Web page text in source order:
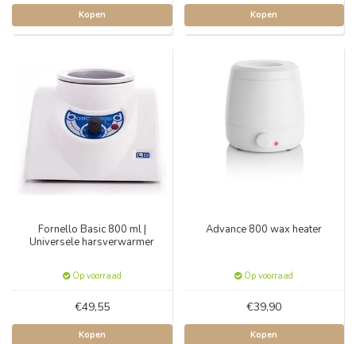
Kopen Kopen
Fornello Basic 800 ml |
Universele harsverwarmer
Op voorraad
€49,55
Kopen
Advance 800 wax heater
Op voorraad
€39,90
Kopen